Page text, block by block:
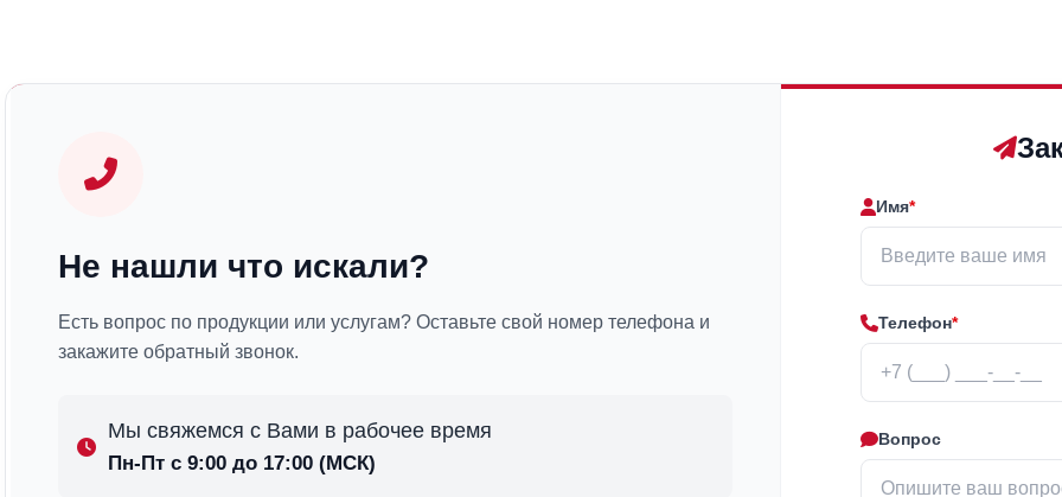
Не нашли что искали?
Есть вопрос по продукции или услугам? Оставьте свой номер телефона и
закажите обратный звонок.
Мы свяжемся с Вами в рабочее время
Пн-Пт с 9:00 до 17:00 (МСК)
Имя*
Телефон*
Вопрос